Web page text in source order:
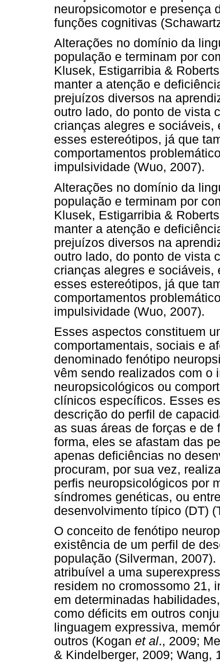
neuropsicomotor e presença
funções cognitivas
Alterações no domínio da
população e terminam por
Klusek, Estigarribia &
manter a atenção e
prejuízos diversos na
outro lado, do ponto de vista
crianças alegres e sociáveis,
esses estereótipos, já que
comportamentos
impulsividade (Wuo, 2007).
Alterações no domínio da
população e terminam por
Klusek, Estigarribia &
manter a atenção e
prejuízos diversos na
outro lado, do ponto de vista
crianças alegres e sociáveis,
esses estereótipos, já que
comportamentos
impulsividade (Wuo, 2007).
Esses aspectos constituem
comportamentais, sociais e
denominado fenótipo
vêm sendo realizados com o
neuropsicológicos ou
clínicos específicos. Esses
descrição do perfil de
as suas áreas de forças e de
forma, eles se afastam das
apenas deficiências no
procuram, por sua vez,
perfis neuropsicológicos por
síndromes genéticas, ou
desenvolvimento típico (DT)
O conceito de fenótipo
existência de um perfil de
população (Silverman,
atribuível a uma
residem no cromossomo 21,
em determinadas
como déficits em outros
linguagem expressiva,
outros (Kogan et al., 2009;
& Kindelberger, 2009; Wang,